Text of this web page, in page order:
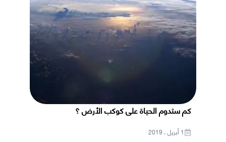
كم ستدوم الحياة على كوكب الأرض ؟
1 أبريل ، 2019